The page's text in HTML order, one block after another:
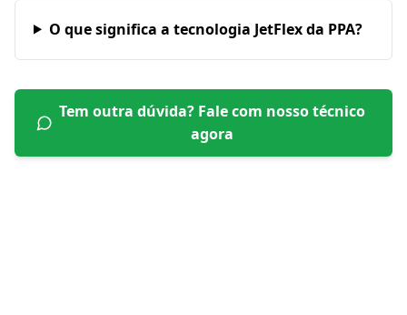
O que significa a tecnologia JetFlex da PPA?
Tem outra dúvida? Fale com nosso técnico
agora